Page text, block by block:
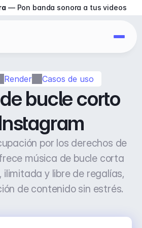
Render Casos de uso
bucle corto
por los derechos de
música de bucle corta
y libre de regalías,
de contenido sin estrés.
— Pon banda sonora a tus videos